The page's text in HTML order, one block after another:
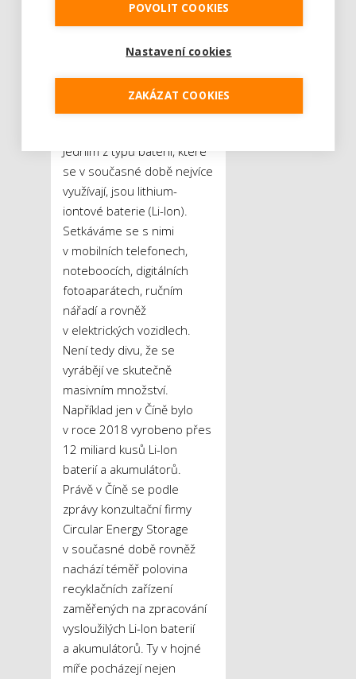
nebezpečný
elektroodpad doma Češi
Do Číny míří
vysloužilé „lionky“
z celého světa
Jedním z typů baterií, které
se v současné době nejvíce
využívají, jsou lithium-
iontové baterie (Li-Ion).
Setkáváme se s nimi
v mobilních telefonech,
noteboocích, digitálních
fotoaparátech, ručním
nářadí a rovněž
v elektrických vozidlech.
Není tedy divu, že se
vyrábějí ve skutečně
masivním množství.
Například jen v Číně bylo
v roce 2018 vyrobeno přes
12 miliard kusů Li-Ion
baterií a akumulátorů.
Právě v Číně se podle
zprávy konzultační firmy
Circular Energy Storage
v současné době rovněž
nachází téměř polovina
recyklačních zařízení
zaměřených na zpracování
vysloužilých Li-Ion baterií
a akumulátorů. Ty v hojné
míře pocházejí nejen
POVOLIT COOKIES
Nastavení cookies
ZAKÁZAT COOKIES